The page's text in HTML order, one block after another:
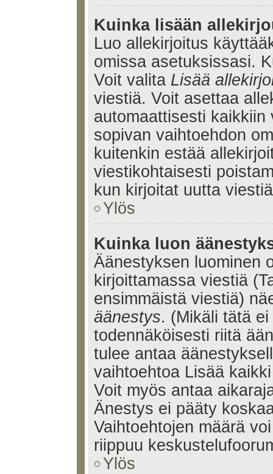
Kuinka lisään
Luo allekirjoitus
omissa asetuksissasi.
Voit valita Lisää
viestiä. Voit asettaa
automaattisesti
sopivan vaihtoehdon
kuitenkin estää
viestikohtaisesti
kun kirjoitat uutta
Ylös
Kuinka luon
Äänestyksen luominen
kirjoittamassa viestiä
ensimmäistä viestiä)
äänestys. (Mikäli tätä
todennäköisesti riitä
tulee antaa
vaihtoehtoa Lisää
Voit myös antaa
Änestys ei pääty
Vaihtoehtojen määrä
riippuu
Ylös